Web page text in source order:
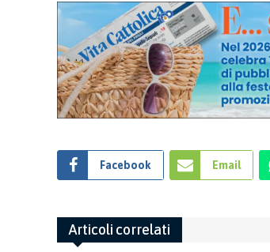
Facebook Email
Articoli correlati